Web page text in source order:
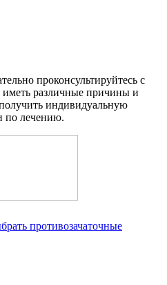
проконсультируйтесь с
различные причины и
индивидуальную
по лечению.
противозачаточные